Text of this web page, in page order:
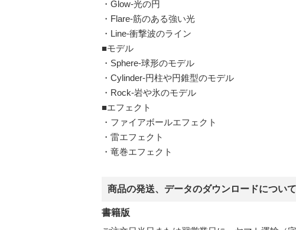
・Glow-光の円
・Flare-筋のある強い光
・Line-衝撃波のライン
■モデル
・Sphere-球形のモデル
・Cylinder-円柱や円錐型のモデル
・Rock-岩や氷のモデル
■エフェクト
・ファイアボールエフェクト
・雷エフェクト
・竜巻エフェクト
商品の発送、データのダウンロードについて
書籍版